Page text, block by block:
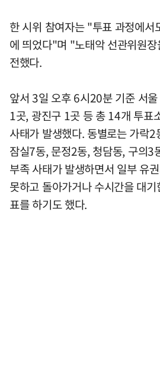
한 시위 참여자는 "투표 과정에서
에 띄었다"며 "노태악 선관위원
전했다.
앞서 3일 오후 6시20분 기준 서
1곳, 광진구 1곳 등 총 14개 투표
사태가 발생했다. 동별로는 가락
잠실7동, 문정2동, 청담동, 구의3
부족 사태가 발생하면서 일부 유
못하고 돌아가거나 수시간을 대
표를 하기도 했다.